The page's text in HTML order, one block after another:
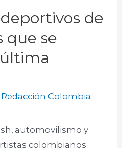
de
que se
Redacción Colombia
automovilismo y
colombianos